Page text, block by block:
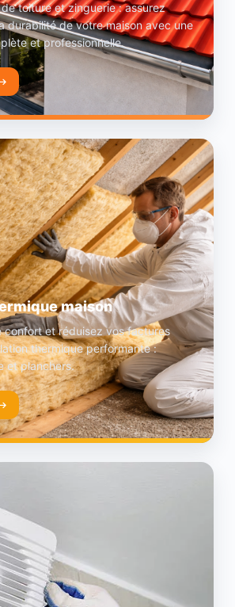
toiture et zinguerie : assurez
durabilité de votre maison avec une
et professionnelle.
maison
confort et réduisez vos factures
thermique performante :
et planchers.